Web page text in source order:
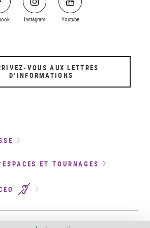
Instagram Youtube
VOUS AUX LETTRES
D’INFORMATIONS
ET TOURNAGES